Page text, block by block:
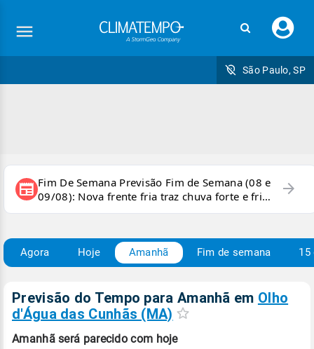
seu
São Paulo, SP
newspaper Fim De Semana Previsão Fim de Semana (08 e
09/08): Nova frente fria traz chuva forte e frio
para áreas do país
arrow_forward
Agora Hoje Amanhã Fim de semana 15
Previsão do Tempo para Amanhã em Olho
d'Água das Cunhãs (MA)
Amanhã será parecido com hoje